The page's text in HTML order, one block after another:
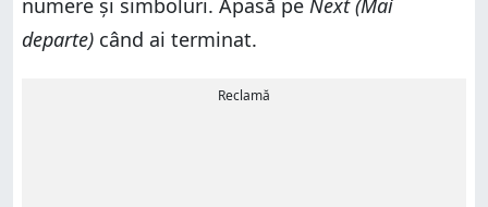
numere și simboluri. Apasă pe Next (Mai
departe) când ai terminat.
Reclamă